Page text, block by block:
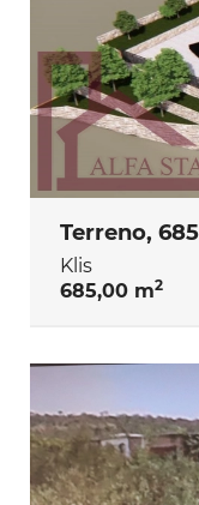
Terreno,
Klis
685,00 m2